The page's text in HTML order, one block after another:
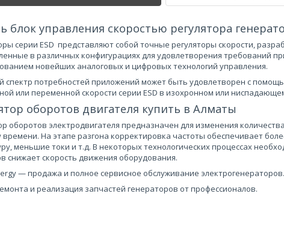
блок управления скоростью регулятора
серии ESD представляют собой точные регуляторы скорости,
в различных конфигурациях для удовлетворения требований
новейших аналоговых и цифровых технологий управления.
спектр потребностей приложений может быть удовлетворен с
или переменной скорости серии ESD в изохронном или
оборотов двигателя купить в Алматы
оборотов электродвигателя предназначен для изменения
времени. На этапе разгона корректировка частоты обеспечивает
меньшие токи и т.д. В некоторых технологических процессах
снижает скорость движения оборудования.
— продажа и полное сервисное обслуживание электрогенераторов.
и реализация запчастей генераторов от профессионалов.